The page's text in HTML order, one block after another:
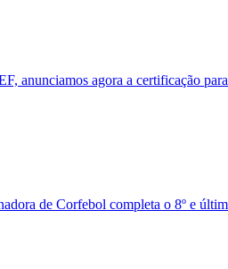
anunciamos agora a certificação
de Corfebol completa o 8º e